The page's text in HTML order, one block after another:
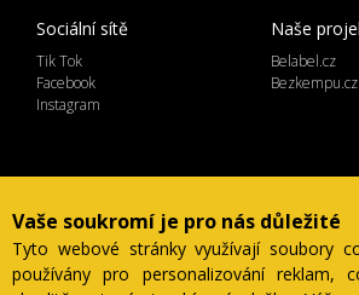
Vaše soukromí je pro nás důležité
Tyto webové stránky využívají soubory
používány pro personalizování reklam,
Sociální sítě
Tik Tok
Facebook
Instagram
Naše
Belabel.cz
Bezkempu.cz
Lemicom spol. s r.o. | IČ 27561054
Ve Žlíbku 1800/77, hala A2, Praha 9, 19300
Česká Republika